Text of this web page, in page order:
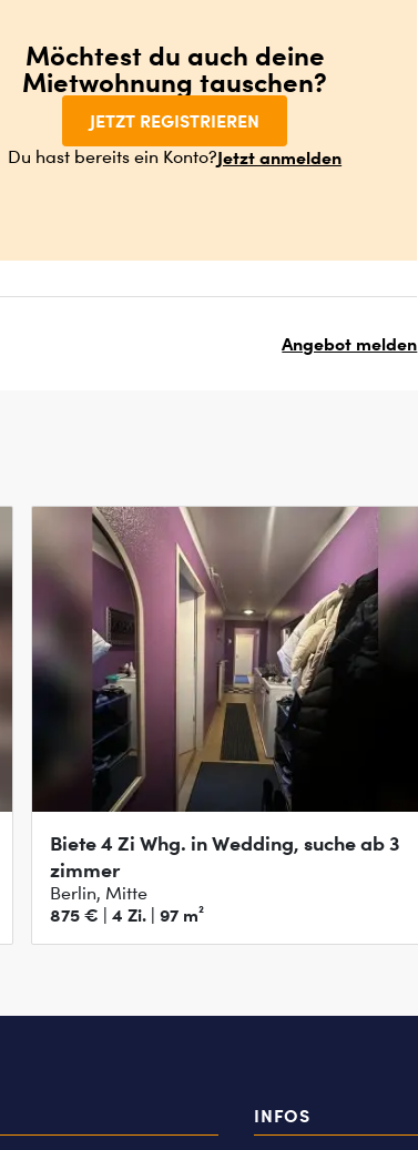
Möchtest du auch deine
Mietwohnung tauschen?
JETZT REGISTRIEREN
Du hast bereits ein Konto?Jetzt anmelden
Angebot melden
Biete 4 Zi Whg. in Wedding, suche ab 3
zimmer
Berlin, Mitte
875 € | 4 Zi. | 97 m²
INFOS